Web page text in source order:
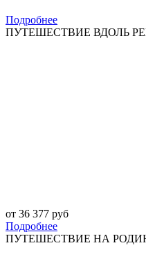
Подробнее
ПУТЕШЕСТВИЕ ВДОЛЬ
от 36 377 руб
Подробнее
ПУТЕШЕСТВИЕ НА